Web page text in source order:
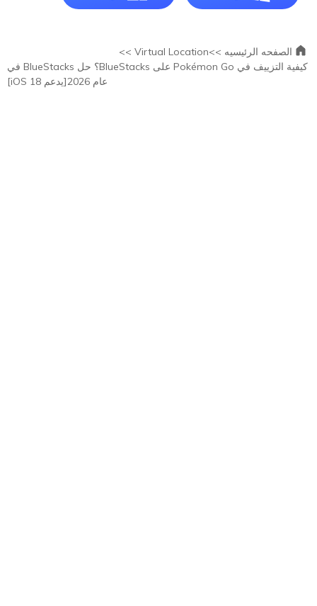
الصفحه الرئيسيه >>Virtual Location >>
كيفية التزييف في Pokémon Go على BlueStacks؟ حل BlueStacks في
عام 2026[يدعم iOS 18]